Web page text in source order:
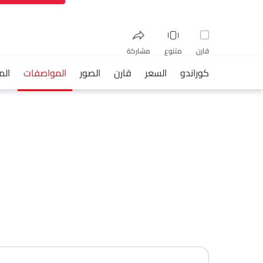
قارن متنوع مشاركة
فيسبوك تويتر واتساب
كوراندو السعر قارن الصور المواصفات